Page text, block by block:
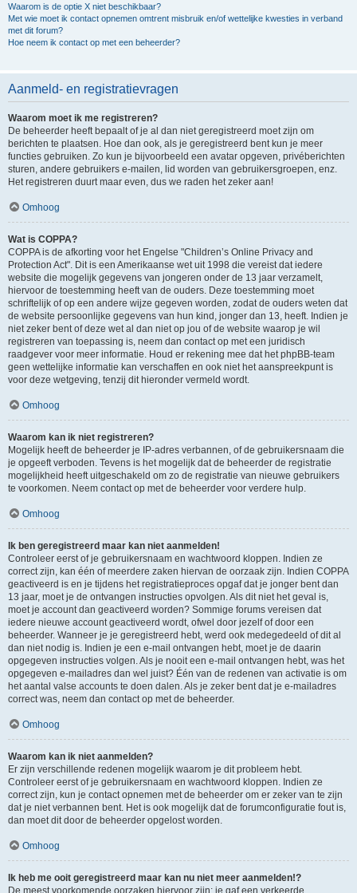
Waarom is de optie X niet beschikbaar?
Met wie moet ik contact opnemen omtrent misbruik en/of wettelijke kwesties in verband
met dit forum?
Hoe neem ik contact op met een beheerder?
Aanmeld- en registratievragen
Waarom moet ik me registreren?
De beheerder heeft bepaalt of je al dan niet geregistreerd moet zijn om
berichten te plaatsen. Hoe dan ook, als je geregistreerd bent kun je meer
functies gebruiken. Zo kun je bijvoorbeeld een avatar opgeven, privéberichten
sturen, andere gebruikers e-mailen, lid worden van gebruikersgroepen, enz.
Het registreren duurt maar even, dus we raden het zeker aan!
Omhoog
Wat is COPPA?
COPPA is de afkorting voor het Engelse "Children’s Online Privacy and
Protection Act". Dit is een Amerikaanse wet uit 1998 die vereist dat iedere
website die mogelijk gegevens van jongeren onder de 13 jaar verzamelt,
hiervoor de toestemming heeft van de ouders. Deze toestemming moet
schriftelijk of op een andere wijze gegeven worden, zodat de ouders weten dat
de website persoonlijke gegevens van hun kind, jonger dan 13, heeft. Indien je
niet zeker bent of deze wet al dan niet op jou of de website waarop je wil
registreren van toepassing is, neem dan contact op met een juridisch
raadgever voor meer informatie. Houd er rekening mee dat het phpBB-team
geen wettelijke informatie kan verschaffen en ook niet het aanspreekpunt is
voor deze wetgeving, tenzij dit hieronder vermeld wordt.
Omhoog
Waarom kan ik niet registreren?
Mogelijk heeft de beheerder je IP-adres verbannen, of de gebruikersnaam die
je opgeeft verboden. Tevens is het mogelijk dat de beheerder de registratie
mogelijkheid heeft uitgeschakeld om zo de registratie van nieuwe gebruikers
te voorkomen. Neem contact op met de beheerder voor verdere hulp.
Omhoog
Ik ben geregistreerd maar kan niet aanmelden!
Controleer eerst of je gebruikersnaam en wachtwoord kloppen. Indien ze
correct zijn, kan één of meerdere zaken hiervan de oorzaak zijn. Indien COPPA
geactiveerd is en je tijdens het registratieproces opgaf dat je jonger bent dan
13 jaar, moet je de ontvangen instructies opvolgen. Als dit niet het geval is,
moet je account dan geactiveerd worden? Sommige forums vereisen dat
iedere nieuwe account geactiveerd wordt, ofwel door jezelf of door een
beheerder. Wanneer je je geregistreerd hebt, werd ook medegedeeld of dit al
dan niet nodig is. Indien je een e-mail ontvangen hebt, moet je de daarin
opgegeven instructies volgen. Als je nooit een e-mail ontvangen hebt, was het
opgegeven e-mailadres dan wel juist? Één van de redenen van activatie is om
het aantal valse accounts te doen dalen. Als je zeker bent dat je e-mailadres
correct was, neem dan contact op met de beheerder.
Omhoog
Waarom kan ik niet aanmelden?
Er zijn verschillende redenen mogelijk waarom je dit probleem hebt.
Controleer eerst of je gebruikersnaam en wachtwoord kloppen. Indien ze
correct zijn, kun je contact opnemen met de beheerder om er zeker van te zijn
dat je niet verbannen bent. Het is ook mogelijk dat de forumconfiguratie fout is,
dan moet dit door de beheerder opgelost worden.
Omhoog
Ik heb me ooit geregistreerd maar kan nu niet meer aanmelden!?
De meest voorkomende oorzaken hiervoor zijn: je gaf een verkeerde